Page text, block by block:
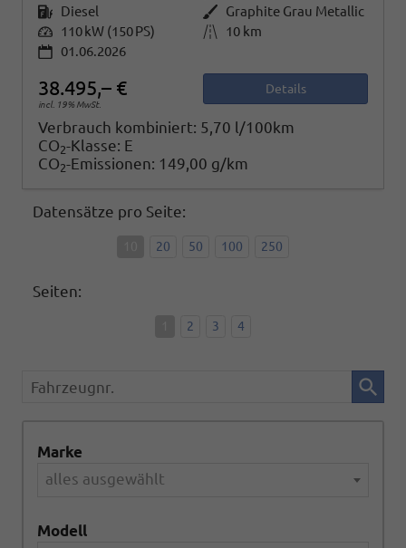
Kraftstoff Diesel Außenfarbe Graphite Grau Metallic
Leistung 110 kW (150 PS) Kilometerstand
10 km
01.06.2026
38.495,– €
incl. 19% MwSt.
Details
Verbrauch kombiniert: 5,70 l/100km
CO2-Klasse: E
CO2-Emissionen: 149,00 g/km
Datensätze pro Seite:
20 50 100 250
Seiten:
2 3 4
Fahrzeugnr.
Marke
alles ausgewählt
Modell